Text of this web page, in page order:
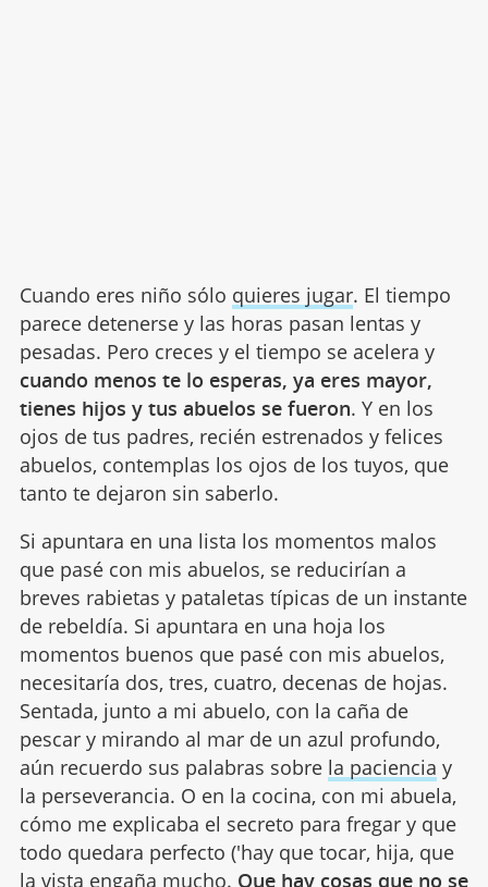
Cuando eres niño sólo quieres jugar. El tiempo
parece detenerse y las horas pasan lentas y
pesadas. Pero creces y el tiempo se acelera y
cuando menos te lo esperas, ya eres mayor,
tienes hijos y tus abuelos se fueron. Y en los
ojos de tus padres, recién estrenados y felices
abuelos, contemplas los ojos de los tuyos, que
tanto te dejaron sin saberlo.
Si apuntara en una lista los momentos malos
que pasé con mis abuelos, se reducirían a
breves rabietas y pataletas típicas de un instante
de rebeldía. Si apuntara en una hoja los
momentos buenos que pasé con mis abuelos,
necesitaría dos, tres, cuatro, decenas de hojas.
Sentada, junto a mi abuelo, con la caña de
pescar y mirando al mar de un azul profundo,
aún recuerdo sus palabras sobre la paciencia y
la perseverancia. O en la cocina, con mi abuela,
cómo me explicaba el secreto para fregar y que
todo quedara perfecto ('hay que tocar, hija, que
la vista engaña mucho. Que hay cosas que no se